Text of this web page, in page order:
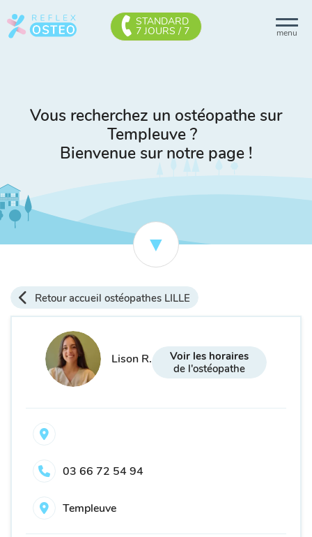
menu
STANDARD
7 JOURS / 7
Vous recherchez un ostéopathe sur
Templeuve ?
Bienvenue sur notre page !
Retour accueil ostéopathes LILLE
Lison R.
Voir les horaires
de l'ostéopathe
03 66 72 54 94
Templeuve